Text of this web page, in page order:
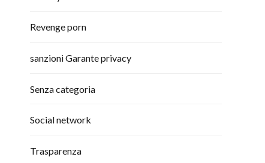
Revenge porn
sanzioni Garante privacy
Senza categoria
Social network
Trasparenza